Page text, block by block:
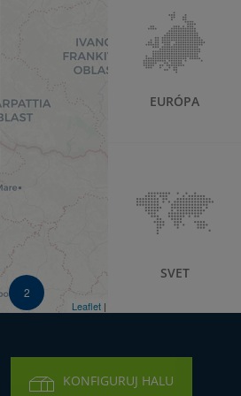
2
Leaflet | ©
EURÓPA
SVET
KONFIGURUJ HALU